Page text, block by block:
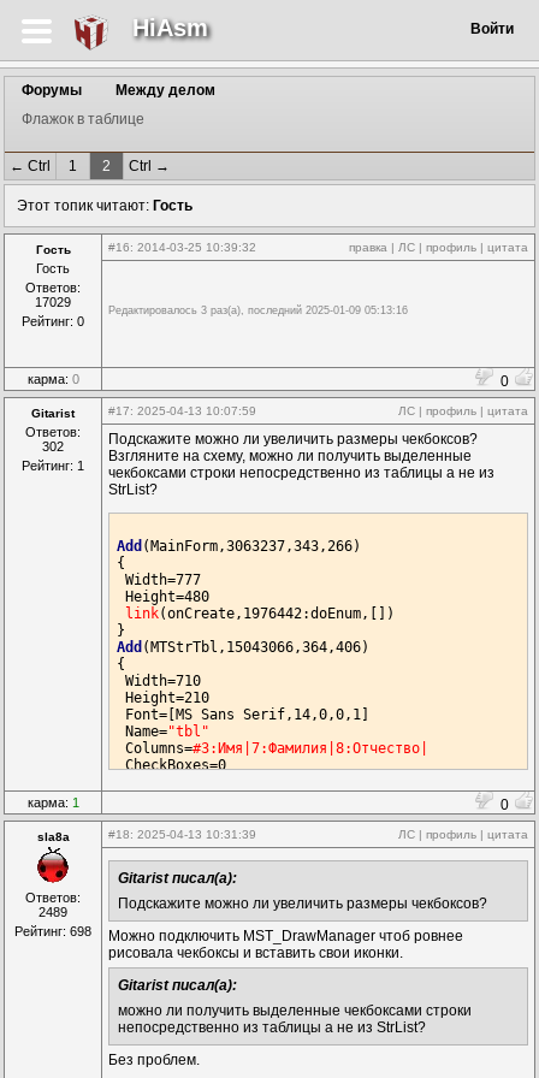
HiAsm Войти
Форумы
Между делом
Флажок в таблице
← Ctrl 1 2 Ctrl →
Этот топик читают: Гость
Гость
Гость
Ответов:
17029
Рейтинг: 0
#16: 2014-03-25 10:39:32 правка | ЛС | профиль | цитата
Редактировалось 3 раз(а), последний 2025-01-09 05:13:16
карма: 0 0
Gitarist
Ответов:
302
Рейтинг: 1
#17: 2025-04-13 10:07:59 ЛС | профиль | цитата
Подскажите можно ли увеличить размеры чекбоксов?
Взгляните на схему, можно ли получить выделенные
чекбоксами строки непосредственно из таблицы а не из
StrList?
Add (MainForm,3063237,343,266)
{
Width=777
Height=480
link(onCreate,1976442:doEnum,[])
Add (MTStrTbl,15043066,364,406)
{
Width=710
Height=210
Font=[MS Sans Serif,14,0,0,1]
Name="tbl"
Columns=#3:Имя|7:Фамилия|8:Отчество|
CheckBoxes=0
{
Strings=
Add(ArrayEnum,1976442,448,280)
{
link(onItem,16356153:doMT,[])
link(Array,4427156:Var2,[])
Add(MST_RowAction,15395190,546,273)
{
MSTControl="tbl"
Add(MT_String,16356153,497,273)
{
(onResult,15395190:doRowAction,[])
карма: 1 0
sla8a
Ответов:
2489
Рейтинг: 698
#18: 2025-04-13 10:31:39 ЛС | профиль | цитата
Gitarist писал(а):
Подскажите можно ли увеличить размеры чекбоксов?
Можно подключить MST_DrawManager чтоб ровнее
рисовала чекбоксы и вставить свои иконки.
Gitarist писал(а):
можно ли получить выделенные чекбоксами строки
непосредственно из таблицы а не из StrList?
Без проблем.